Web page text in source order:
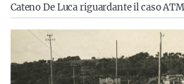
Resta sempre aggiornato con le
nostra newsletter
Cateno De Luca riguardante il caso